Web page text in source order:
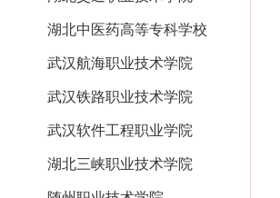
湖北中医药高等专科学校
武汉航海职业技术学院
武汉铁路职业技术学院
武汉软件工程职业学院
湖北三峡职业技术学院